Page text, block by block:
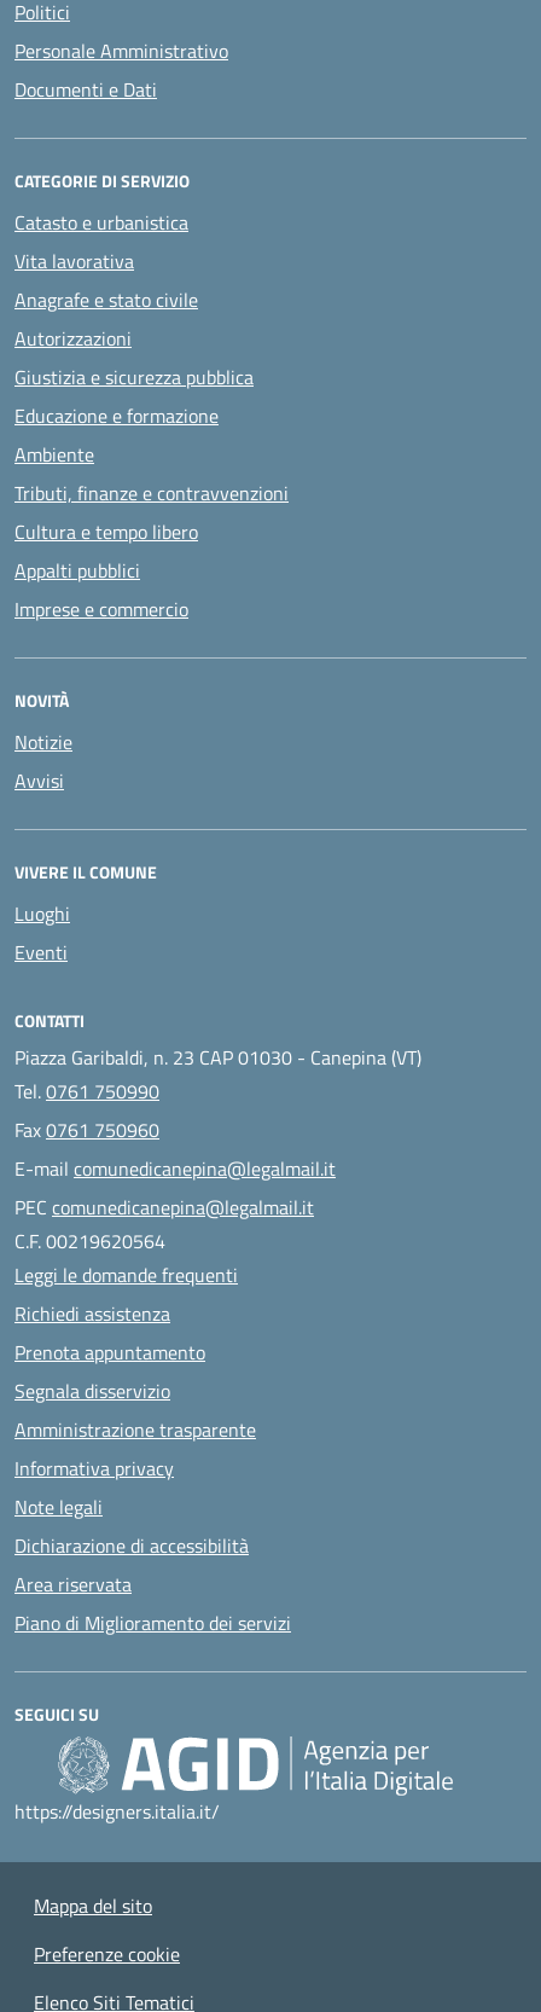
Politici
Personale Amministrativo
Documenti e Dati
CATEGORIE DI SERVIZIO
Catasto e urbanistica
Vita lavorativa
Anagrafe e stato civile
Autorizzazioni
Giustizia e sicurezza pubblica
Educazione e formazione
Ambiente
Tributi, finanze e contravvenzioni
Cultura e tempo libero
Appalti pubblici
Imprese e commercio
NOVITÀ
Notizie
Avvisi
VIVERE IL COMUNE
Luoghi
Eventi
CONTATTI
Piazza Garibaldi, n. 23 CAP 01030 - Canepina (VT)
Tel.0761 750990
Fax0761 750960
E-mail comunedicanepina@legalmail.it
PEC comunedicanepina@legalmail.it
C.F. 00219620564
Leggi le domande frequenti
Richiedi assistenza
Prenota appuntamento
Segnala disservizio
Amministrazione trasparente
Informativa privacy
Note legali
Dichiarazione di accessibilità
Area riservata
Piano di Miglioramento dei servizi
SEGUICI SU
https://designers.italia.it/
Mappa del sito
Preferenze cookie
Elenco Siti Tematici